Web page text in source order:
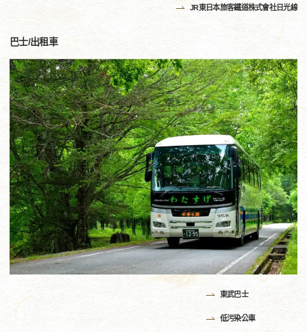
JR東日本旅客鐵道株式會社日光線
巴士/出租車
東武巴士
低污染公車